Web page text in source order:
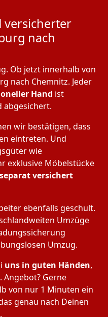
versicherter
nach
Ob jetzt innerhalb von
nach Chemnitz. Jeder
Hand ist
abgesichert.
wir bestätigen, dass
eintreten. Und
wie
exklusive Möbelstücke
separat versichert
ebenfalls geschult.
Umzüge
Umzug.
uns in guten Händen,
Gerne
von nur 1 Minuten ein
genau nach Deinen